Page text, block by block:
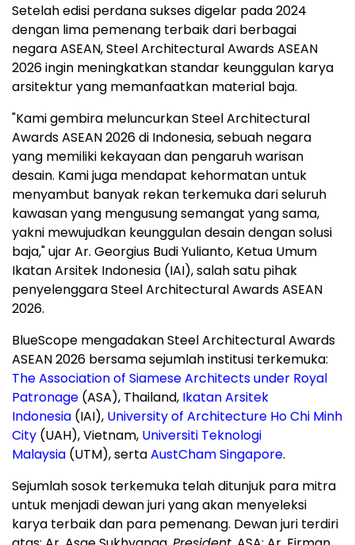
Setelah edisi perdana sukses digelar pada 2024
dengan lima pemenang terbaik dari berbagai
negara ASEAN, Steel Architectural Awards ASEAN
2026 ingin meningkatkan standar keunggulan karya
arsitektur yang memanfaatkan material baja.
"Kami gembira meluncurkan Steel Architectural
Awards ASEAN 2026 di Indonesia, sebuah negara
yang memiliki kekayaan dan pengaruh warisan
desain. Kami juga mendapat kehormatan untuk
menyambut banyak rekan terkemuka dari seluruh
kawasan yang mengusung semangat yang sama,
yakni mewujudkan keunggulan desain dengan solusi
baja," ujar Ar. Georgius Budi Yulianto, Ketua Umum
Ikatan Arsitek Indonesia (IAI), salah satu pihak
penyelenggara Steel Architectural Awards ASEAN
2026.
BlueScope mengadakan Steel Architectural Awards
ASEAN 2026 bersama sejumlah institusi terkemuka:
The Association of Siamese Architects under Royal
Patronage (ASA), Thailand, Ikatan Arsitek
Indonesia (IAI), University of Architecture Ho Chi Minh
City (UAH), Vietnam, Universiti Teknologi
Malaysia (UTM), sertaAustCham Singapore.
Sejumlah sosok terkemuka telah ditunjuk para mitra
untuk menjadi dewan juri yang akan menyeleksi
karya terbaik dan para pemenang. Dewan juri terdiri